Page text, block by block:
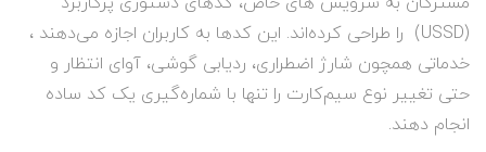
(USSD) را طراحی کرده‌اند. این کدها به کاربران اجازه می‌دهند ،
خدماتی همچون شارژ اضطراری، ردیابی گوشی، آوای انتظار و
حتی تغییر نوع سیم‌کارت را تنها با شماره‌گیری یک کد ساده
انجام دهند.